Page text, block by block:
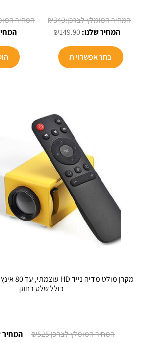
₪349 המחיר
₪149.90 המחיר
בחר אפשרויות
למוצר
ניתן
לבחור
את
האפשרויות
בעמוד
המוצר
המחיר
המקורי
היה:
₪1,124.
כולל שלט רחוק
₪525
המחיר